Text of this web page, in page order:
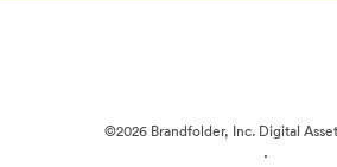
©2026 Brandfolder, Inc. Digital
·